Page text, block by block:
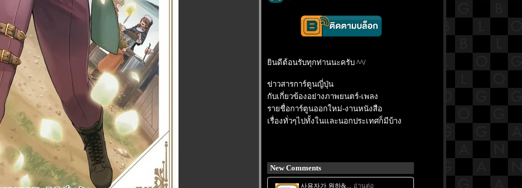
ินดีต้อนรับทุกท่านนะครับ ^^/
ข่าวสารการ์ตูนญี่ปุ่น
กับเกี่ยวข้องอย่างภาพยนตร์-เพลง
รายชื่อการ์ตูนออกใหม่-งานหนังสือ
เรื่องทั่วๆไปทั้งในและนอกประเทศก็มีบ้าง
New Comments